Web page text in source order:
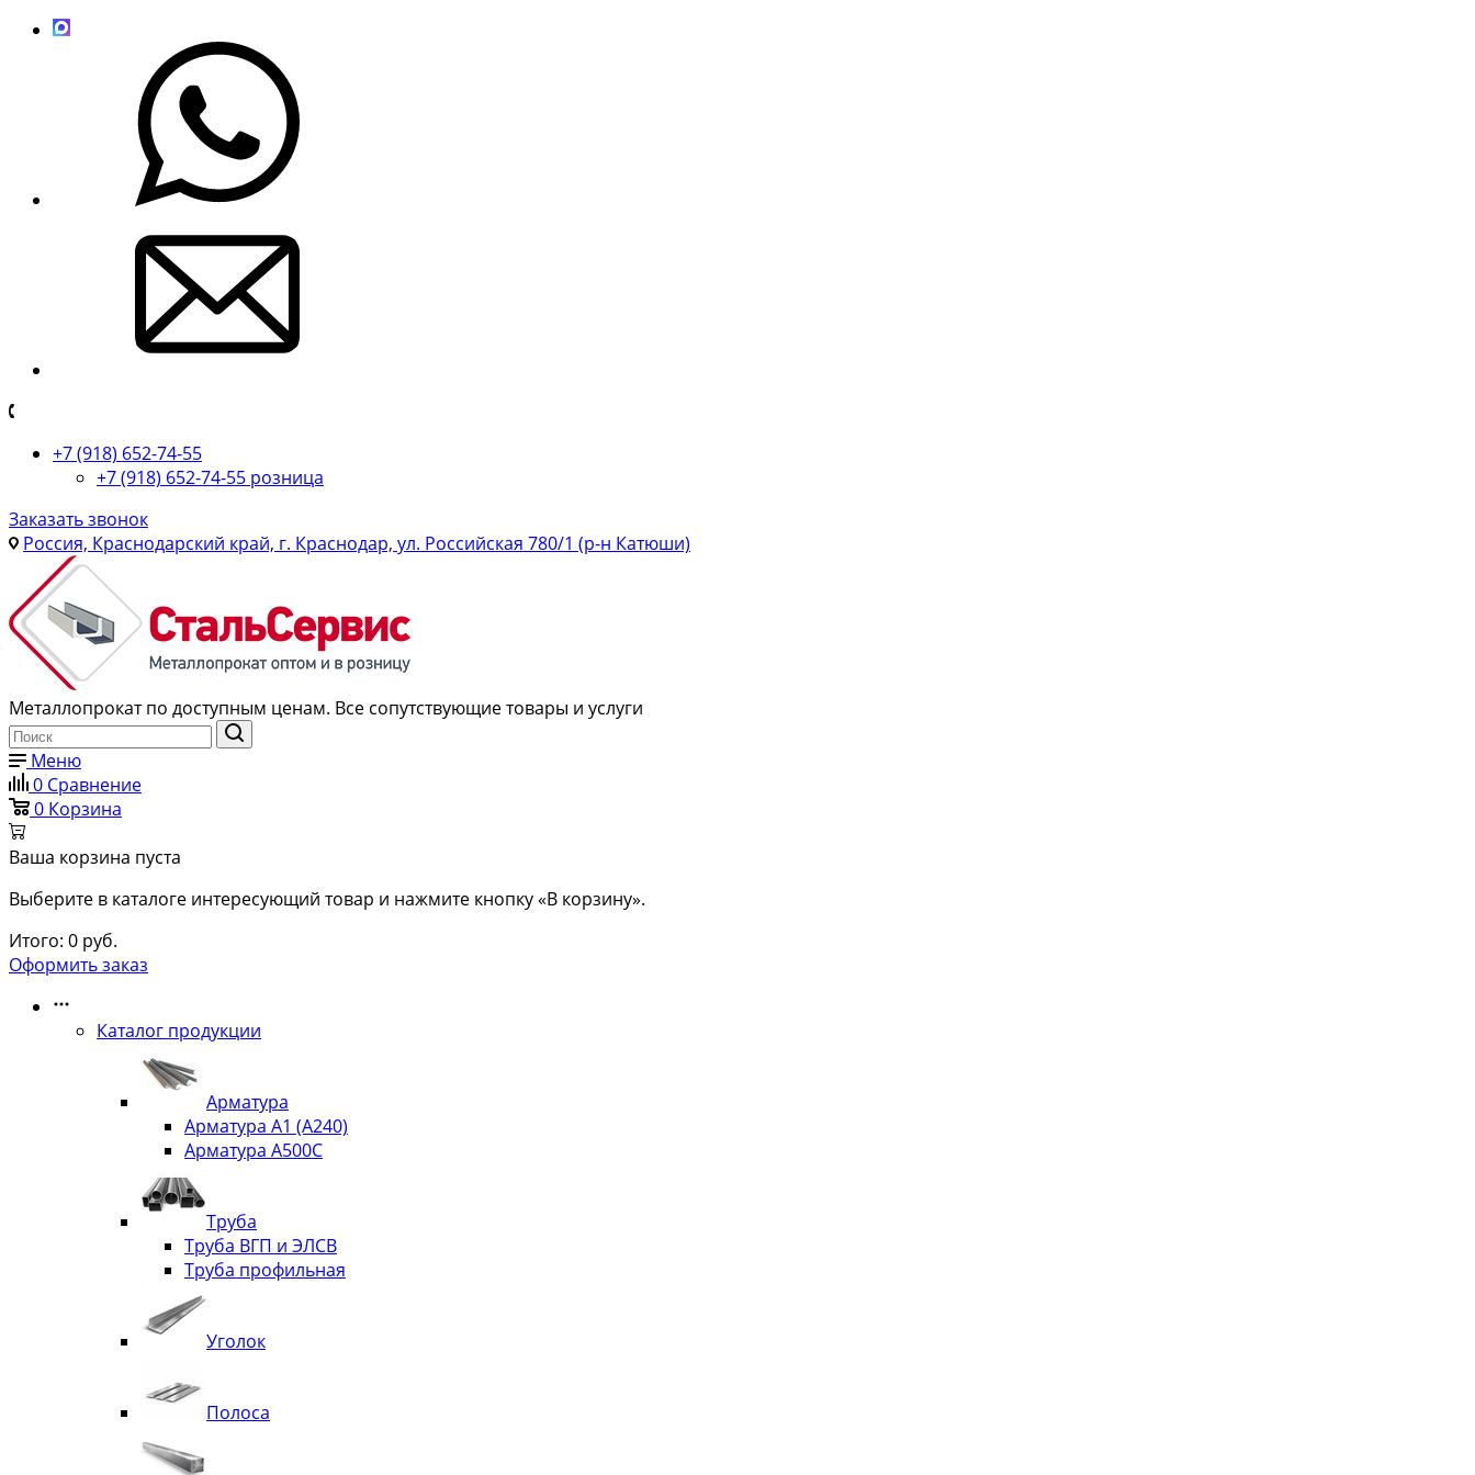
+7 (918) 652-74-55
+7 (918) 652-74-55 розница
Заказать звонок
Россия, Краснодарский край, г. Краснодар, ул. Российская 780/1 (р-н Катюши)
Металлопрокат по доступным ценам. Все сопутствующие товары и услуги
Меню
0 Сравнение
0 Корзина
Ваша корзина пуста
Выберите в каталоге интересующий товар и нажмите кнопку «В корзину».
Итого: 0 руб.
Оформить заказ
Каталог продукции
Арматура
Арматура А1 (А240)
Арматура А500С
Труба
Труба ВГП и ЭЛСВ
Труба профильная
Уголок
Полоса